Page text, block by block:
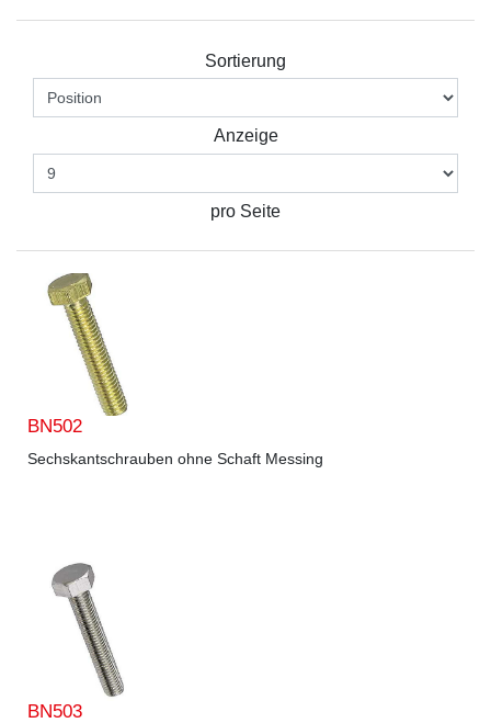
Sortierung
Anzeige
pro Seite
BN502
Sechskantschrauben ohne Schaft Messing
BN503